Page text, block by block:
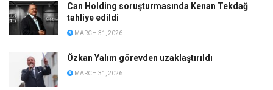
Can Holding soruşturmasında Kenan Tekdağ
tahliye edildi
MARCH 31, 2026
Özkan Yalım görevden uzaklaştırıldı
MARCH 31, 2026